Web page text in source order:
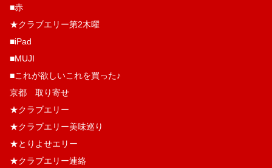
■赤
★クラブエリー第2木曜
■iPad
■MUJI
■これが欲しいこれを買った♪
京都 取り寄せ
★クラブエリー
★クラブエリー美味巡り
★とりよせエリー
★クラブエリー連絡